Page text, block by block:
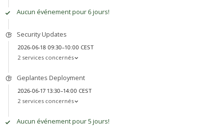
Aucun événement pour 6 jours!
Security Updates
2026-06-18 09:30–10:00 CEST
2 services concernés
Geplantes Deployment
2026-06-17 13:30–14:00 CEST
2 services concernés
Aucun événement pour 5 jours!